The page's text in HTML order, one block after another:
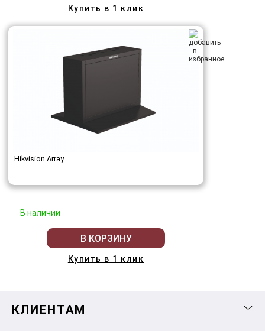
Купить в 1 клик
Hikvision Array
В наличии
В КОРЗИНУ
Купить в 1 клик
КЛИЕНТАМ